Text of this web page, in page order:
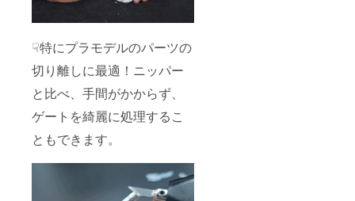
☟特にプラモデルのパーツの
切り離しに最適！ニッパー
と比べ、手間がかからず、
ゲートを綺麗に処理するこ
ともできます。